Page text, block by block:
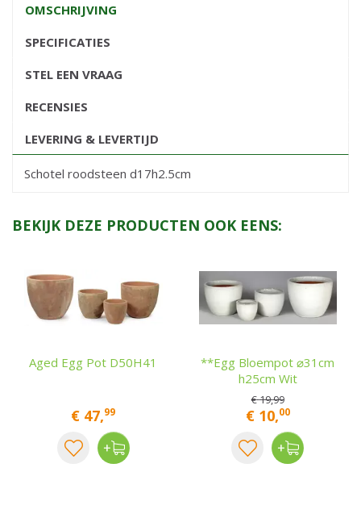
OMSCHRIJVING
SPECIFICATIES
STEL EEN VRAAG
RECENSIES
LEVERING & LEVERTIJD
Schotel roodsteen d17h2.5cm
BEKIJK DEZE PRODUCTEN OOK EENS:
Aged Egg Pot D50H41
€ 47,99
**Egg Bloempot ⌀31cm
h25cm Wit
€19,99
€ 10,00